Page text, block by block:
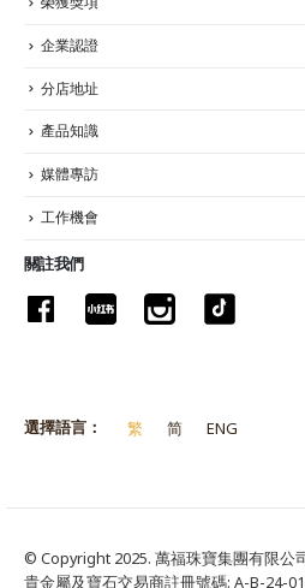
企業認證
分店地址
產品知識
媒體專訪
工作機會
關註我們
選擇語言： 繁 简 ENG
© Copyright 2025. 萬福珠寶集團有限公
貴金屬及寶石交易商註冊號碼: A-B-24-